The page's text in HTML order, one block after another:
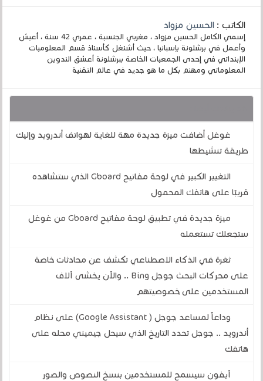
الكاتب :الحسين مزواد
إسمي الكامل الحسين مزواد ، مغربي الجنسية ، عمري 42 سنة ، أعيش
وأعمل في برشلونة بإسبانيا ، حيث أشتغل كأستاذ قسم المعلوميات
الإبتدائي في إحدى الجمعيات الخاصة ببرشلونة أعشق التدوين
المعلوماتي ومهتم بكل ما هو جديد في عالم التقنية
غوغل أضافت ميزة جديدة مهة للغاية لهواتف أندرويد وإليك
طريقة تنشيطها
التغيير الكبير في لوحة مفاتيح Gboard الذي ستشاهده
قريبًا على هاتفك المحمول
ميزة جديدة في تطبيق لوحة مفاتيح Gboard من غوغل
ستجعلك تستعمله
ثغرة في الذكاء الاصطناعي تكشف عن محادثات خاصة
على محركات البحث جوجل Bing .. والآن يخشى آلاف
المستخدمين على خصوصيتهم
وداعاً لمساعد جوجل ( Google Assistant) على نظام
أندرويد .. جوجل تحدد التاريخ الذي سيحل جيميني محله على
هاتفك
آيفون سيسمح للمستخدمين بنسخ النصوص والصور